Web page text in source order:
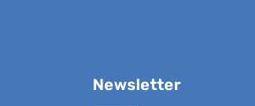
Newsletter